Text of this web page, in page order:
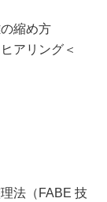
縮め方
アリング＜
法（FABE 技